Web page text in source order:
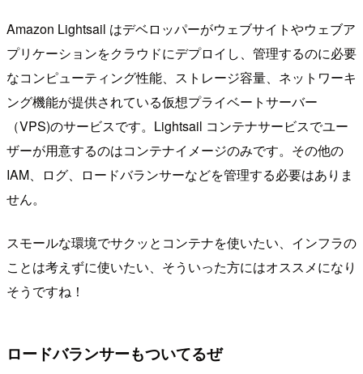
Amazon Lightsail はデベロッパーがウェブサイトやウェブア
プリケーションをクラウドにデプロイし、管理するのに必要
なコンピューティング性能、ストレージ容量、ネットワーキ
ング機能が提供されている仮想プライベートサーバー
（VPS)のサービスです。Lightsail コンテナサービスでユー
ザーが用意するのはコンテナイメージのみです。その他の
IAM、ログ、ロードバランサーなどを管理する必要はありま
せん。
スモールな環境でサクッとコンテナを使いたい、インフラの
ことは考えずに使いたい、そういった方にはオススメになり
そうですね！
ロードバランサーもついてるぜ